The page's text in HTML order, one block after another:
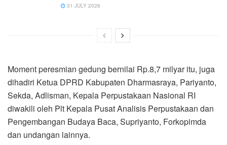
31 JULY 2026
Moment peresmian gedung bernilai Rp.8,7 milyar itu, juga
dihadiri Ketua DPRD Kabupaten Dharmasraya, Pariyanto,
Sekda, Adlisman, Kepala Perpustakaan Nasional RI
diwakili oleh Plt Kepala Pusat Analisis Perpustakaan dan
Pengembangan Budaya Baca, Supriyanto, Forkopimda
dan undangan lainnya.